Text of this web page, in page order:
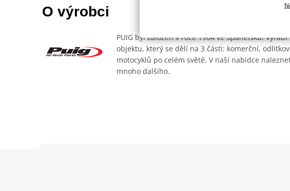
O výrobci
PUIG byl založen v roce 1964 ve Španělsku.
objektu, který se dělí na 3 části: komerční,
motocyklů po celém světě. V naší nabídce
mnoho dalšího.